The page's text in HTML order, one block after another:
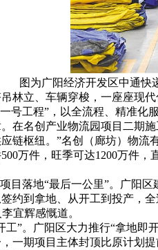
图为广阳经济开发区中通快
林立、车辆穿梭，一座座现
号工程”，以全流程、精准化
在名创产业物流园项目二期
链枢纽。”名创（廊坊）物
万件，旺季可达1200万件
目落地“最后一公里”。广阳
约到拿地、从开工到投产，
宜辉感慨道。
”。广阳区大力推行“拿地即
一期项目主体封顶比原计划